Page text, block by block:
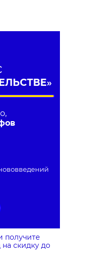
»
получите
скидку до